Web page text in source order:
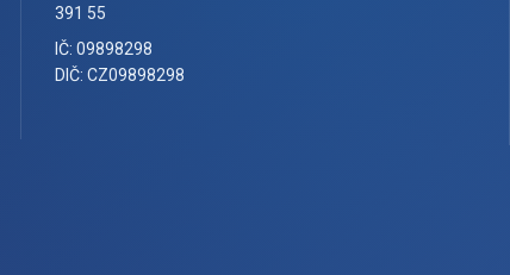
391 55
IČ: 09898298
DIČ: CZ09898298